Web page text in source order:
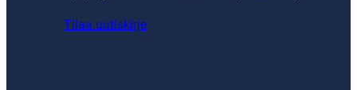
Tilaa uutiskirje